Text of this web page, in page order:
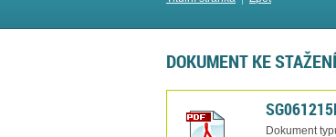
DOKUMENT KE STAŽENÍ
Dokument